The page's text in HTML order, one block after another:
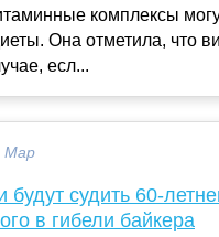
комплексы
Она отметила, что
есл...
Мар
будут судить 60-
в гибели байкера